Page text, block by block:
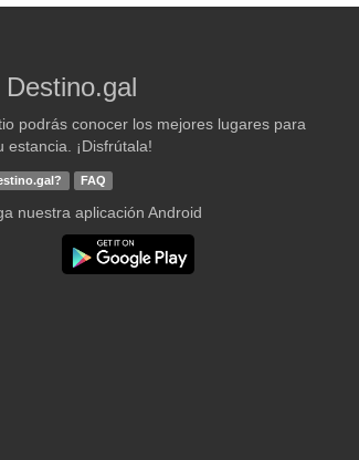
podrás conocer los mejores lugares para
estancia. ¡Disfrútala!
FAQ
nuestra aplicación Android